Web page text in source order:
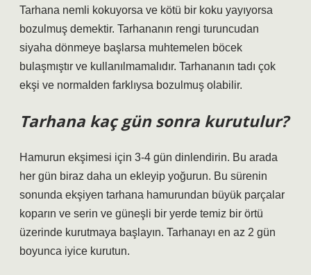
Tarhana nemli kokuyorsa ve kötü bir koku yayıyorsa
bozulmuş demektir. Tarhananın rengi turuncudan
siyaha dönmeye başlarsa muhtemelen böcek
bulaşmıştır ve kullanılmamalıdır. Tarhananın tadı çok
ekşi ve normalden farklıysa bozulmuş olabilir.
Tarhana kaç gün sonra kurutulur?
Hamurun ekşimesi için 3-4 gün dinlendirin. Bu arada
her gün biraz daha un ekleyip yoğurun. Bu sürenin
sonunda ekşiyen tarhana hamurundan büyük parçalar
koparın ve serin ve güneşli bir yerde temiz bir örtü
üzerinde kurutmaya başlayın. Tarhanayı en az 2 gün
boyunca iyice kurutun.